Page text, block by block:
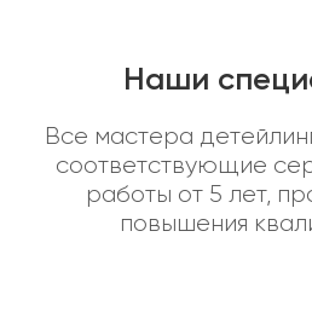
Наши
Все мастера
соответствующие
работы от 5 лет,
повышения